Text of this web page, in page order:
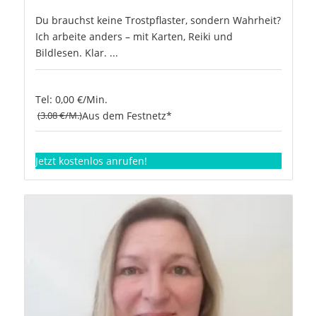
Du brauchst keine Trostpflaster, sondern Wahrheit?
Ich arbeite anders – mit Karten, Reiki und
Bildlesen. Klar. ...
Tel: 0,00 €/Min.
(3.08 €/M.)Aus dem Festnetz*
Jetzt kostenlos anrufen!